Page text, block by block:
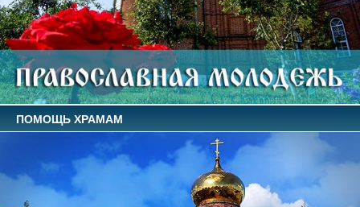
ПОМОЩЬ ХРАМАМ